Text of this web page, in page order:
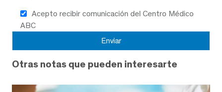
Acepto recibir comunicación del Centro Médico
ABC
Otras notas que pueden interesarte